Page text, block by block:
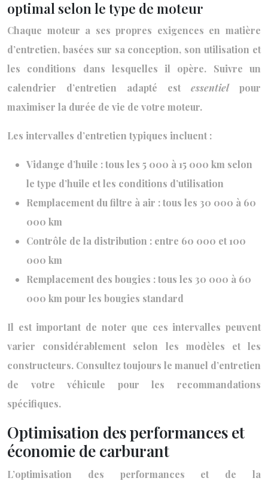
optimal selon le type de moteur
Chaque moteur a ses propres exigences en matière
d’entretien, basées sur sa conception, son utilisation et
les conditions dans lesquelles il opère. Suivre un
calendrier d’entretien adapté est essentiel pour
maximiser la durée de vie de votre moteur.
Les intervalles d’entretien typiques incluent :
Vidange d’huile : tous les 5 000 à 15 000 km selon
le type d’huile et les conditions d’utilisation
Remplacement du filtre à air : tous les 30 000 à 60
000 km
Contrôle de la distribution : entre 60 000 et 100
000 km
Remplacement des bougies : tous les 30 000 à 60
000 km pour les bougies standard
Il est important de noter que ces intervalles peuvent
varier considérablement selon les modèles et les
constructeurs. Consultez toujours le manuel d’entretien
de votre véhicule pour les recommandations
spécifiques.
Optimisation des performances et
économie de carburant
L’optimisation des performances et de la